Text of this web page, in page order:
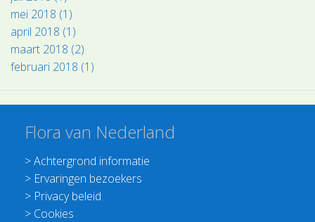
mei 2018 (1)
april 2018 (1)
maart 2018 (2)
februari 2018 (1)
Flora van Nederland
>Achtergrond informatie
> Ervaringen bezoekers
> Privacy beleid
> Cookies